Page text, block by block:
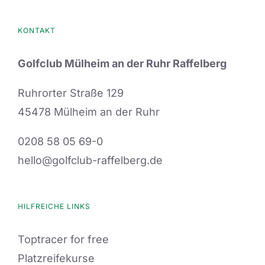
KONTAKT
Golfclub Mülheim an der Ruhr Raffelberg
Ruhrorter Straße 129
45478 Mülheim an der Ruhr
0208 58 05 69-0
hello@golfclub-raffelberg.de
HILFREICHE LINKS
Toptracer for free
Platzreifekurse